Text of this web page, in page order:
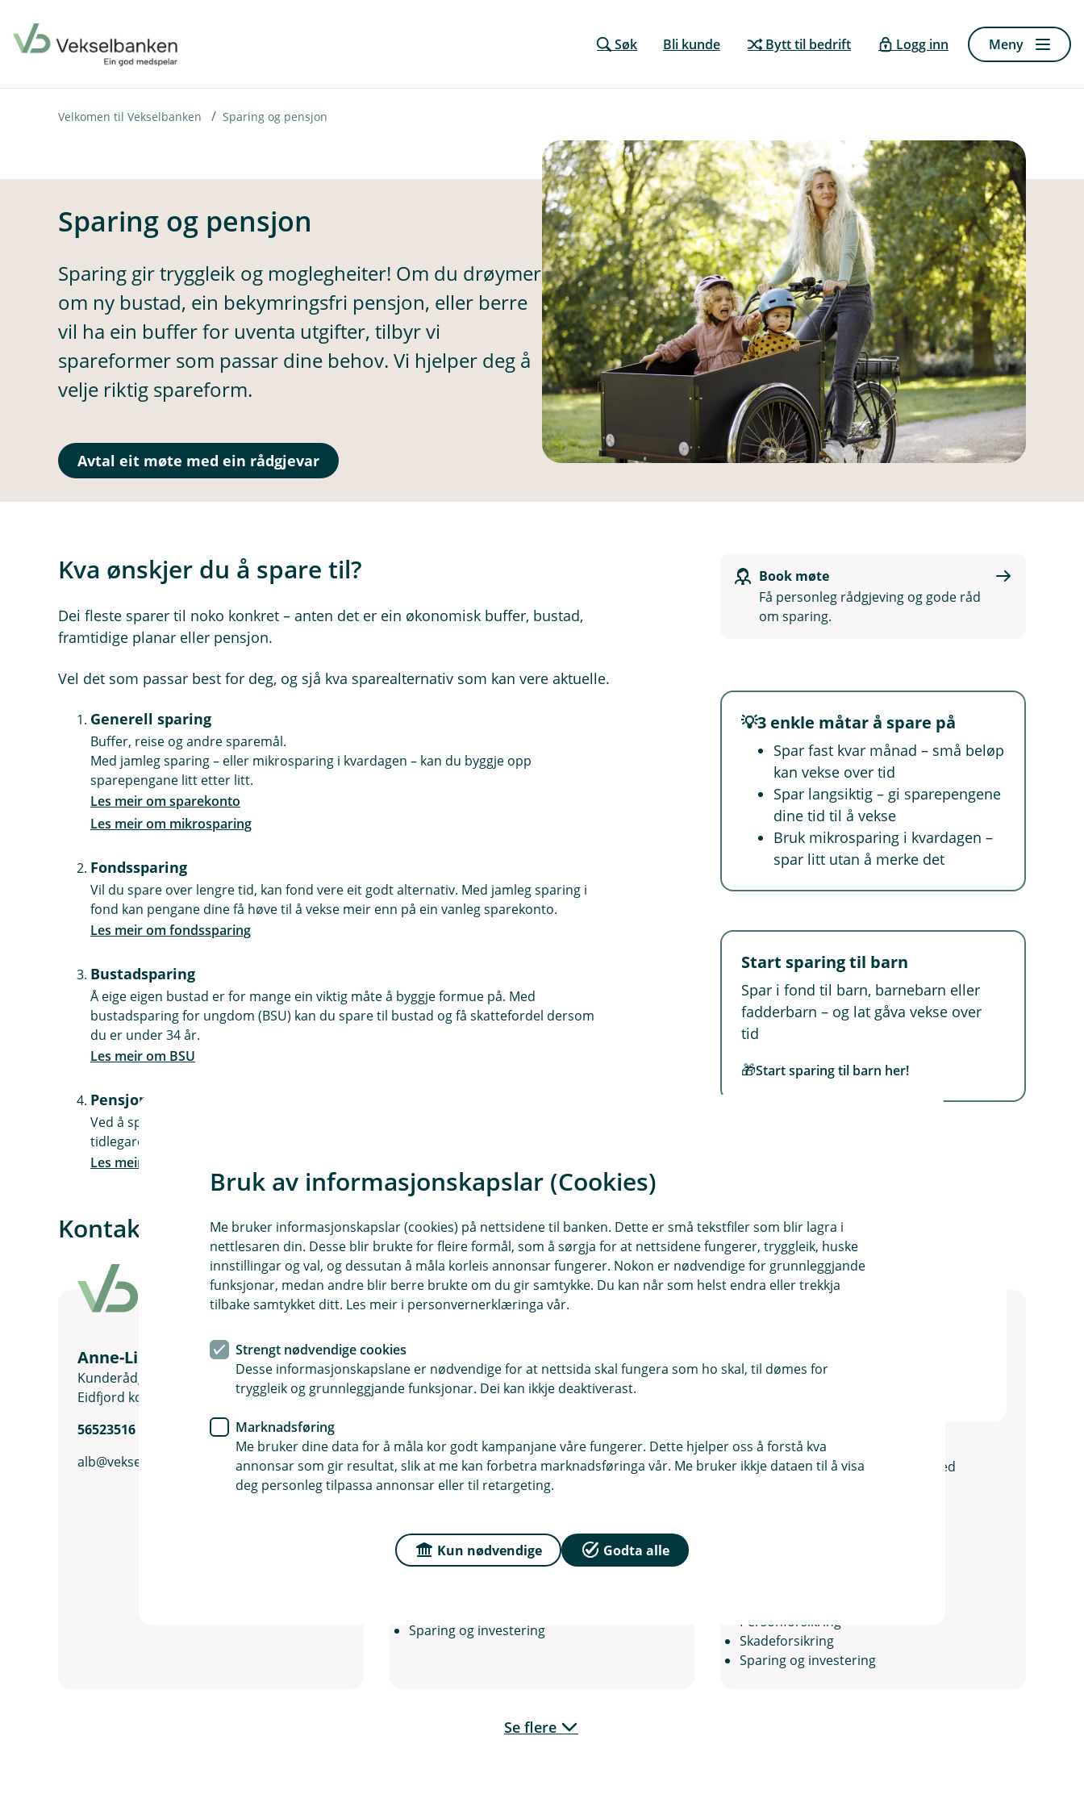
Søk Bli kunde Bytt til bedrift Logg inn Meny
Velkomen til Vekselbanken Sparing og pensjon
Sparing og pensjon
Sparing gir tryggleik og moglegheiter! Om du drøymer
om ny bustad, ein bekymringsfri pensjon, eller berre
vil ha ein buffer for uventa utgifter, tilbyr vi
spareformer som passar dine behov. Vi hjelper deg å
velje riktig spareform.
Avtal eit møte med ein rådgjevar
Kva ønskjer du å spare til?
Dei fleste sparer til noko konkret – anten det er ein økonomisk buffer, bustad,
framtidige planar eller pensjon.
Vel det som passar best for deg, og sjå kva sparealternativ som kan vere aktuelle.
Generell sparing
Buffer, reise og andre sparemål.
Med jamleg sparing – eller mikrosparing i kvardagen – kan du byggje opp
sparepengane litt etter litt.
Les meir om sparekonto
Les meir om mikrosparing
Fondssparing
Vil du spare over lengre tid, kan fond vere eit godt alternativ. Med jamleg sparing i
fond kan pengane dine få høve til å vekse meir enn på ein vanleg sparekonto.
Les meir om fondssparing
Bustadsparing
Å eige eigen bustad er for mange ein viktig måte å byggje formue på. Med
bustadsparing for ungdom (BSU) kan du spare til bustad og få skattefordel dersom
du er under 34 år.
Les meir om BSU
Pensjon
Ved å spare litt ekstra til pensjon kan du få større økonomisk fridom seinare i livet. Jo
tidlegare du startar, desto meir kan sparepengane dine vekse over tid.
Les meir om pensjonssparing
Book møte
Få personleg rådgjeving og gode råd
om sparing.
💡3 enkle måtar å spare på
Spar fast kvar månad – små beløp
kan vekse over tid
Spar langsiktig – gi sparepengene
dine tid til å vekse
Bruk mikrosparing i kvardagen –
spar litt utan å merke det
Start sparing til barn
Spar i fond til barn, barnebarn eller
fadderbarn – og lat gåva vekse over
tid
🎁Start sparing til barn her!
Kontakt oss om sparing og pensjon.
Anne-Lise Bleie
Kunderådgjevar Privatmarknad ved
Eidfjord kontoret
56523516
alb@vekselbanken.no
Guro Stavenes
Kunderådgjevar Privatmarknad
56523510
Autorisert rådgiver
Kreditt
Sparing og investering
Lillian Lægreid
Kunderådgjevar Privatmarknad ved
Personforsikring
Skadeforsikring
Sparing og investering
Se flere
Bruk av informasjonskapslar (Cookies)
Me bruker informasjonskapslar (cookies) på nettsidene til banken. Dette er små tekstfiler som blir lagra i
nettlesaren din. Desse blir brukte for fleire formål, som å sørgja for at nettsidene fungerer, tryggleik, huske
innstillingar og val, og dessutan å måla korleis annonsar fungerer. Nokon er nødvendige for grunnleggjande
funksjonar, medan andre blir berre brukte om du gir samtykke. Du kan når som helst endra eller trekkja
tilbake samtykket ditt. Les meir i personvernerklæringa vår.
Strengt nødvendige cookies
Desse informasjonskapslane er nødvendige for at nettsida skal fungera som ho skal, til dømes for
tryggleik og grunnleggjande funksjonar. Dei kan ikkje deaktiverast.
Marknadsføring
Me bruker dine data for å måla kor godt kampanjane våre fungerer. Dette hjelper oss å forstå kva
annonsar som gir resultat, slik at me kan forbetra marknadsføringa vår. Me bruker ikkje dataen til å visa
deg personleg tilpassa annonsar eller til retargeting.
Kun nødvendige Godta alle